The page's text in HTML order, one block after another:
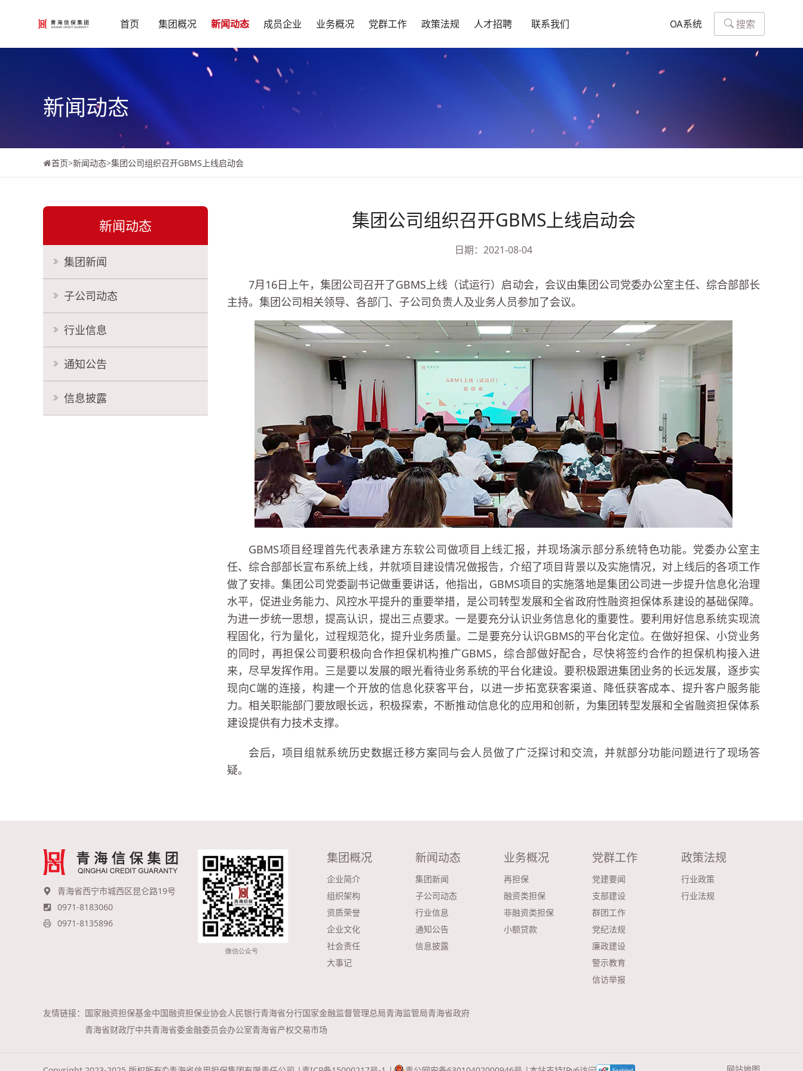
首页 集团概况 新闻动态 成员企业 业务概况 党群工作 政策法规 人才招聘 联系我们 OA系统 搜索
新闻动态
首页>新闻动态>集团公司组织召开GBMS上线启动会
新闻动态
集团新闻
子公司动态
行业信息
通知公告
信息披露
集团公司组织召开GBMS上线启动会
日期：2021-08-04
7月16日上午，集团公司召开了GBMS上线（试运行）启动会，会议由集团公司党委办公室主任、综合部部长
主持。集团公司相关领导、各部门、子公司负责人及业务人员参加了会议。
GBMS项目经理首先代表承建方东软公司做项目上线汇报，并现场演示部分系统特色功能。党委办公室主
任、综合部部长宣布系统上线，并就项目建设情况做报告，介绍了项目背景以及实施情况，对上线后的各项工作
做了安排。集团公司党委副书记做重要讲话，他指出，GBMS项目的实施落地是集团公司进一步提升信息化治理
水平，促进业务能力、风控水平提升的重要举措，是公司转型发展和全省政府性融资担保体系建设的基础保障。
为进一步统一思想，提高认识，提出三点要求。一是要充分认识业务信息化的重要性。要利用好信息系统实现流
程固化，行为量化，过程规范化，提升业务质量。二是要充分认识GBMS的平台化定位。在做好担保、小贷业务
的同时，再担保公司要积极向合作担保机构推广GBMS，综合部做好配合，尽快将签约合作的担保机构接入进
来，尽早发挥作用。三是要以发展的眼光看待业务系统的平台化建设。要积极跟进集团业务的长远发展，逐步实
现向C端的连接，构建一个开放的信息化获客平台，以进一步拓宽获客渠道、降低获客成本、提升客户服务能
力。相关职能部门要放眼长远，积极探索，不断推动信息化的应用和创新，为集团转型发展和全省融资担保体系
建设提供有力技术支撑。
会后，项目组就系统历史数据迁移方案同与会人员做了广泛探讨和交流，并就部分功能问题进行了现场答
疑。
青海省西宁市城西区昆仑路19号
0971-8183060
0971-8135896
集团概况
企业简介
组织架构
资质荣誉
企业文化
社会责任
大事记
新闻动态
集团新闻
子公司动态
行业信息
通知公告
信息披露
业务概况
再担保
融资类担保
非融资类担保
小额贷款
党群工作
党建要闻
支部建设
群团工作
党纪法规
廉政建设
警示教育
信访举报
政策法规
行业政策
行业法规
友情链接： 国家融资担保基金中国融资担保业协会人民银行青海省分行国家金融监督管理总局青海监管局青海省政府
青海省财政厅中共青海省委金融委员会办公室青海省产权交易市场